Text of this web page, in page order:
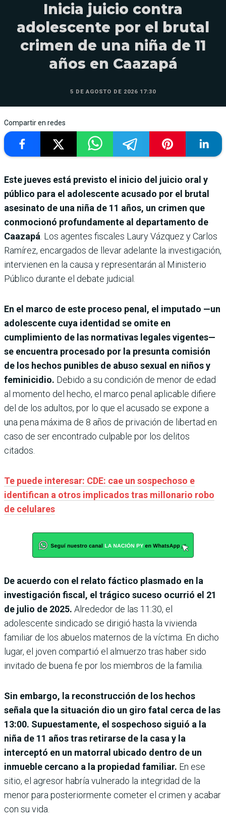
Inicia juicio contra
adolescente por el brutal
crimen de una niña de 11
años en Caazapá
5 DE AGOSTO DE 2026 17:30
Compartir en redes
Este jueves está previsto el inicio del juicio oral y
público para el adolescente acusado por el brutal
asesinato de una niña de 11 años, un crimen que
conmocionó profundamente al departamento de
Caazapá. Los agentes fiscales Laury Vázquez y Carlos
Ramírez, encargados de llevar adelante la investigación,
intervienen en la causa y representarán al Ministerio
Público durante el debate judicial.
En el marco de este proceso penal, el imputado —un
adolescente cuya identidad se omite en
cumplimiento de las normativas legales vigentes—
se encuentra procesado por la presunta comisión
de los hechos punibles de abuso sexual en niños y
feminicidio. Debido a su condición de menor de edad
al momento del hecho, el marco penal aplicable difiere
del de los adultos, por lo que el acusado se expone a
una pena máxima de 8 años de privación de libertad en
caso de ser encontrado culpable por los delitos
citados.
Te puede interesar: CDE: cae un sospechoso e
identifican a otros implicados tras millonario robo
de celulares
De acuerdo con el relato fáctico plasmado en la
investigación fiscal, el trágico suceso ocurrió el 21
de julio de 2025. Alrededor de las 11:30, el
adolescente sindicado se dirigió hasta la vivienda
familiar de los abuelos maternos de la víctima. En dicho
lugar, el joven compartió el almuerzo tras haber sido
invitado de buena fe por los miembros de la familia.
Sin embargo, la reconstrucción de los hechos
señala que la situación dio un giro fatal cerca de las
13:00. Supuestamente, el sospechoso siguió a la
niña de 11 años tras retirarse de la casa y la
interceptó en un matorral ubicado dentro de un
inmueble cercano a la propiedad familiar. En ese
sitio, el agresor habría vulnerado la integridad de la
menor para posteriormente cometer el crimen y acabar
con su vida.